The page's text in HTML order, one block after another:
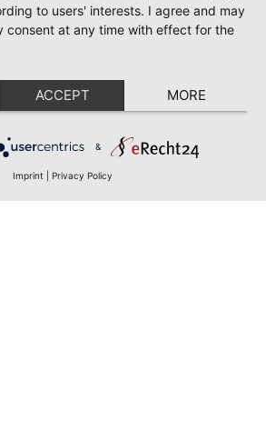
to users' interests. I agree and may
consent at any time with effect for the
ACCEPT MORE
&
Imprint Privacy Policy